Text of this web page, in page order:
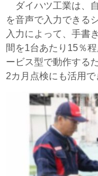
ダイハツ工業は、
を音声で入力できる
入力によって、手書
間を1台あたり15％
ービス型で動作する
2カ月点検にも活用で